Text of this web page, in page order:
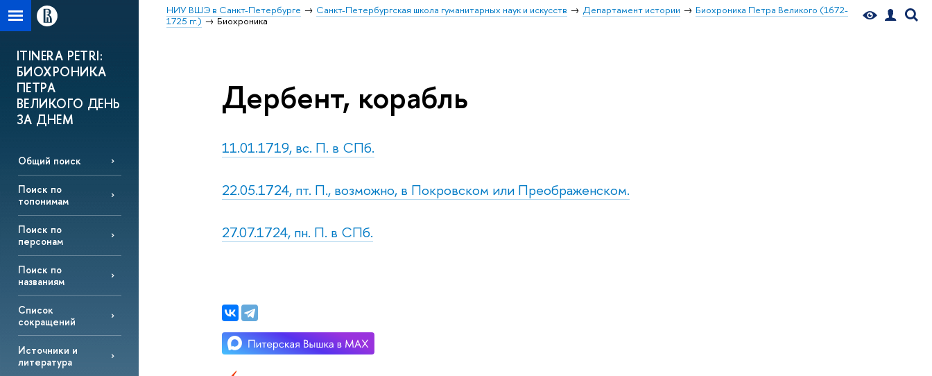
НИУ ВШЭ в Санкт-Петербурге Санкт-Петербургская школа гуманитарных наук и искусств Департамент истории
Биохроника Петра Великого (1672-
1725 гг.)
Биохроника
ITINERA PETRI:
БИОХРОНИКА
ПЕТРА
ВЕЛИКОГО ДЕНЬ
ЗА ДНЕМ
Общий поиск
Поиск по
топонимам
Поиск по
персонам
Поиск по
названиям
Список
сокращений
Источники и
литература
Дербент, корабль
11.01.1719, вс. П. в СПб.
22.05.1724, пт. П., возможно, в Покровском или Преображенском.
27.07.1724, пн. П. в СПб.